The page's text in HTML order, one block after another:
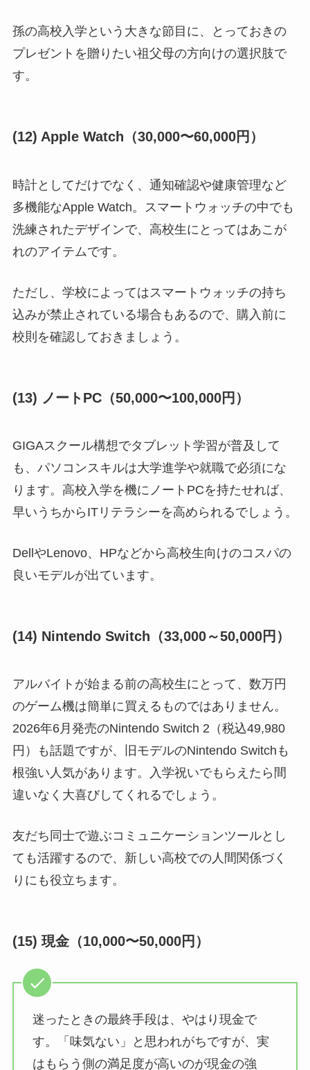
孫の高校入学という大きな節目に、とっておきの
プレゼントを贈りたい祖父母の方向けの選択肢で
す。
(12) Apple Watch（30,000〜60,000円）
時計としてだけでなく、通知確認や健康管理など
多機能なApple Watch。スマートウォッチの中でも
洗練されたデザインで、高校生にとってはあこが
れのアイテムです。
ただし、学校によってはスマートウォッチの持ち
込みが禁止されている場合もあるので、購入前に
校則を確認しておきましょう。
(13) ノートPC（50,000〜100,000円）
GIGAスクール構想でタブレット学習が普及して
も、パソコンスキルは大学進学や就職で必須にな
ります。高校入学を機にノートPCを持たせれば、
早いうちからITリテラシーを高められるでしょう。
DellやLenovo、HPなどから高校生向けのコスパの
良いモデルが出ています。
(14) Nintendo Switch（33,000～50,000円）
アルバイトが始まる前の高校生にとって、数万円
のゲーム機は簡単に買えるものではありません。
2026年6月発売のNintendo Switch 2（税込49,980
円）も話題ですが、旧モデルのNintendo Switchも
根強い人気があります。入学祝いでもらえたら間
違いなく大喜びしてくれるでしょう。
友だち同士で遊ぶコミュニケーションツールとし
ても活躍するので、新しい高校での人間関係づく
りにも役立ちます。
(15) 現金（10,000〜50,000円）
迷ったときの最終手段は、やはり現金で
す。「味気ない」と思われがちですが、実
はもらう側の満足度が高いのが現金の強